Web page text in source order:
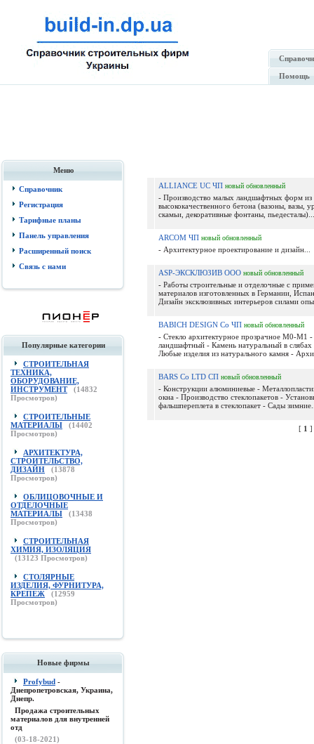
Помощь
Меню
Справочник
Регистрация
Тарифные планы
Панель управления
Расширенный поиск
Связь с нами
Популярные категории
СТРОИТЕЛЬНАЯ
ТЕХНИКА,
ОБОРУДОВАНИЕ,
ИНСТРУМЕНТ
(14832
Просмотров)
СТРОИТЕЛЬНЫЕ
МАТЕРИАЛЫ
(14402
Просмотров)
АРХИТЕКТУРА,
СТРОИТЕЛЬСТВО,
ДИЗАЙН
(13878
Просмотров)
ОБЛИЦОВОЧНЫЕ И
ОТДЕЛОЧНЫЕ
МАТЕРИАЛЫ
(13438
Просмотров)
СТРОИТЕЛЬНАЯ
ХИМИЯ, ИЗОЛЯЦИЯ
(13123 Просмотров)
СТОЛЯРНЫЕ
ИЗДЕЛИЯ, ФУРНИТУРА,
КРЕПЕЖ
(12959
Просмотров)
Новые фирмы
Profybud -
Днепропетровская, Украина,
Днепр.
Продажа строительных
материалов для внутренней
отд
(03-18-2021)
ALLIANCE UC ЧП новый обновленный
- Производство малых ландшафтных форм из
высококачественного бетона (вазоны, вазы,
скамьи, декоративные фонтаны, пьедесталы)...
ARCOM ЧП новый обновленный
- Архитектурное проектирование и дизайн...
ASP-ЭКСКЛЮЗИВ ООО новый обновленный
- Работы строительные и отделочные с
материалов изготовленных в Германии,
Дизайн эксклюзивных интерьеров силами
BABICH DESIGN Co ЧП новый обновленный
- Стекло архитектурное прозрачное М0-М1 -
ландшафтный - Камень натуральный в слябах
Любые изделия из натурального камня -
BARS Co LTD СП новый обновленный
- Конструкции алюминиевые -
окна - Производство стеклопакетов -
фальшпереплета в стеклопакет - Сады
[ 1 ]